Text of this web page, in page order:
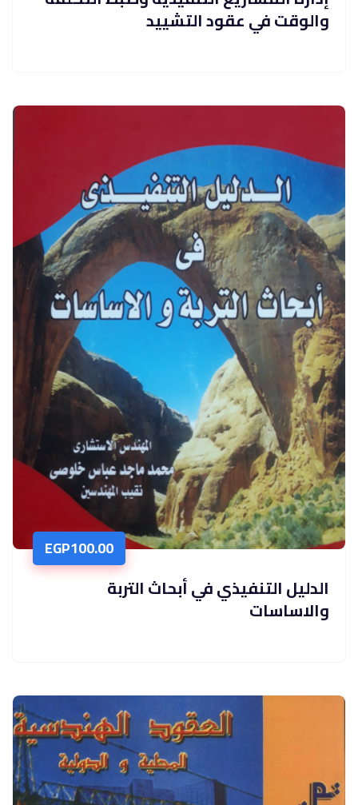
والوقت في عقود التشييد
EGP100.00
الدليل التنفيذي في أبحاث التربة
والاساسات